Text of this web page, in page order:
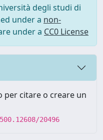
degli studi di
under a non-
under a CC0 License
per citare o creare un
20496